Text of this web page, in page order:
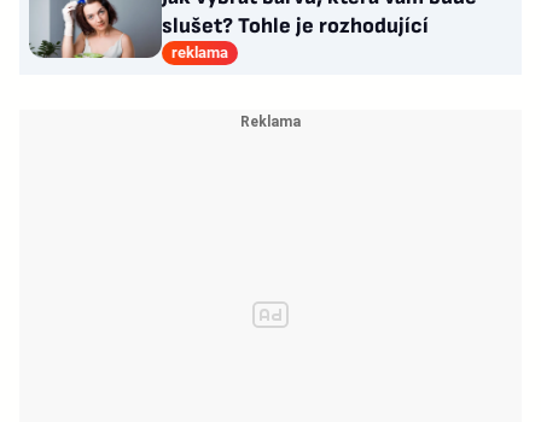
slušet? Tohle je rozhodující
reklama